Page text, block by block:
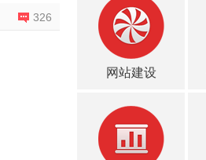
326
网站建设